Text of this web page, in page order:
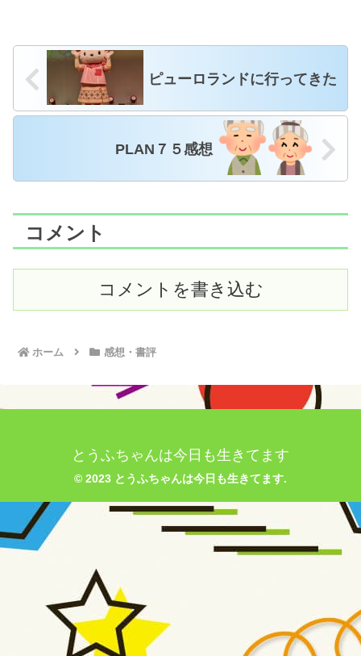
ピューロランドに行ってきた
PLAN７５感想
コメント
コメントを書き込む
ホーム 感想・書評
とうふちゃんは今日も生きてます
© 2023 とうふちゃんは今日も生きてます.